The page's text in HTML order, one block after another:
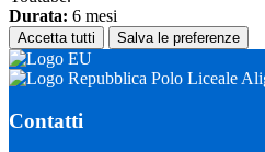
Durata: 6 mesi
Accetta tutti Salva le preferenze
Polo Liceale
Contatti